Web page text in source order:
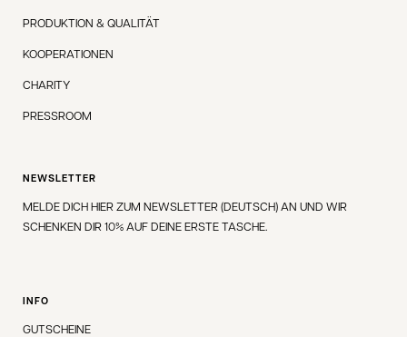
PRODUKTION & QUALITÄT
KOOPERATIONEN
CHARITY
PRESSROOM
NEWSLETTER
MELDE DICH HIER ZUM NEWSLETTER (DEUTSCH) AN UND WIR
SCHENKEN DIR 10% AUF DEINE ERSTE TASCHE.
INFO
GUTSCHEINE